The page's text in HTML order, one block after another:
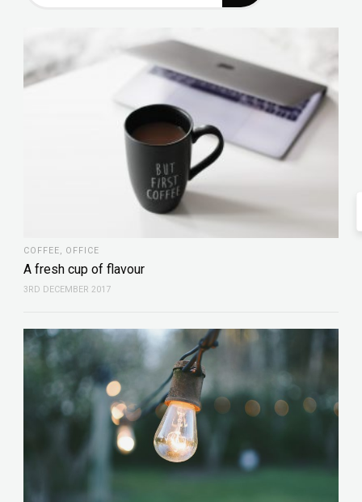
COFFEE, OFFICE
A fresh cup of flavour
3RD DECEMBER 2017